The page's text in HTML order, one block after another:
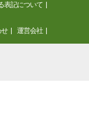
表記について
運営会社